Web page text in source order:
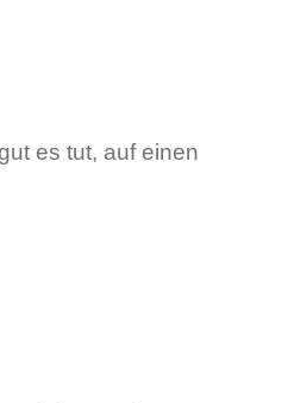
es tut, auf einen